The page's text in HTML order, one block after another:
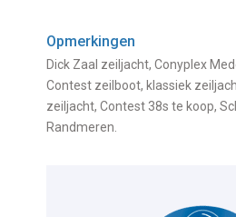
Opmerkingen
Dick Zaal zeiljacht, Conyplex
Contest zeilboot, klassiek
zeiljacht, Contest 38s te koop,
Randmeren.